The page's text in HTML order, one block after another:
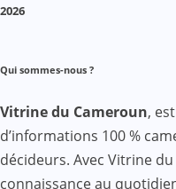
2026
Qui sommes-nous ?
Vitrine du Cameroun,
d’informations 100 %
décideurs. Avec Vitrine
connaissance au